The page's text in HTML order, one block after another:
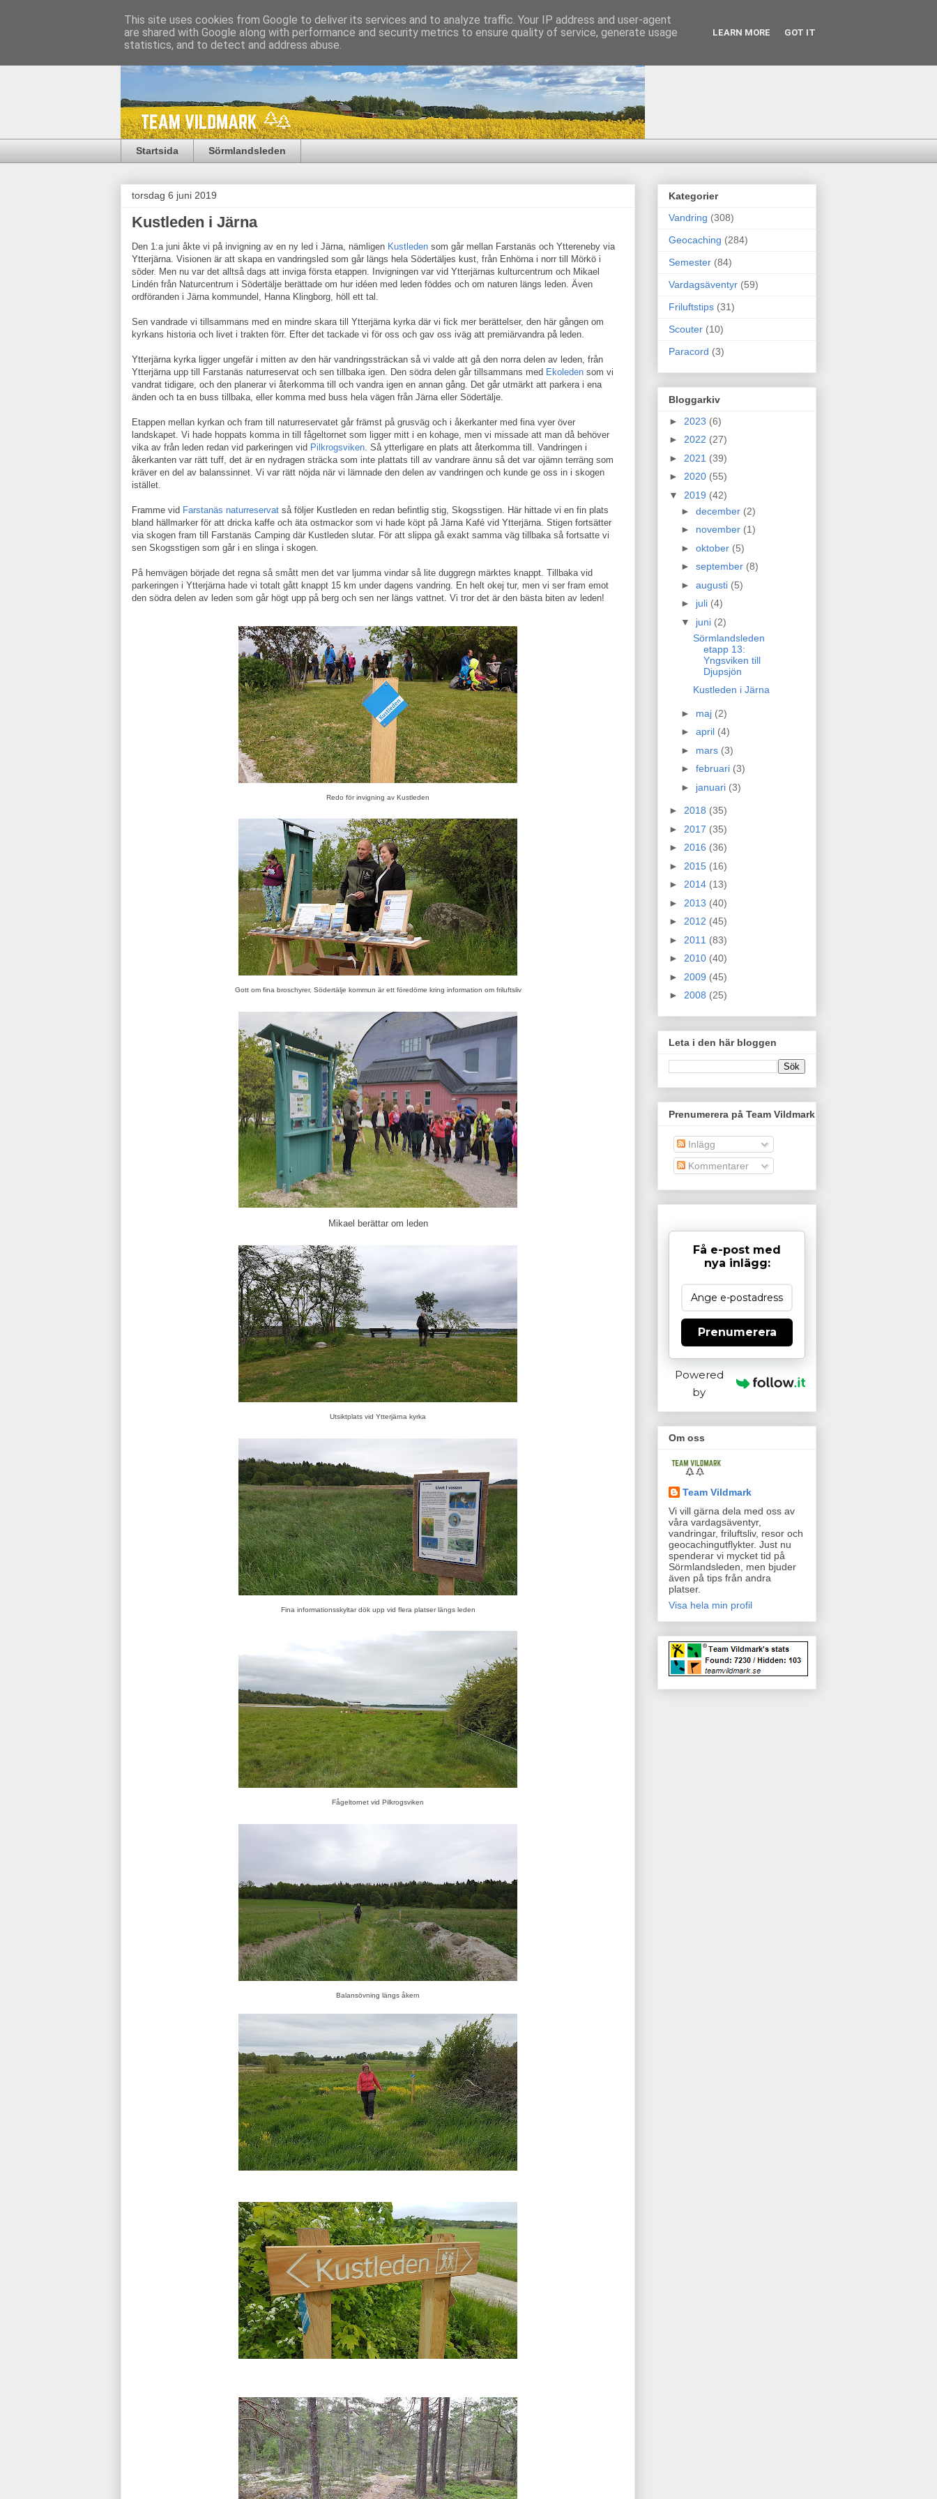
Startsida Sörmlandsleden
torsdag 6 juni 2019
Kustleden i Järna
Den 1:a juni åkte vi på invigning av en ny led i Järna, nämligen Kustleden som går mellan Farstanäs och Yttereneby via
Ytterjärna. Visionen är att skapa en vandringsled som går längs hela Södertäljes kust, från Enhörna i norr till Mörkö i
söder. Men nu var det alltså dags att inviga första etappen. Invigningen var vid Ytterjärnas kulturcentrum och Mikael
Lindén från Naturcentrum i Södertälje berättade om hur idéen med leden föddes och om naturen längs leden. Även
ordföranden i Järna kommundel, Hanna Klingborg, höll ett tal.
Sen vandrade vi tillsammans med en mindre skara till Ytterjärna kyrka där vi fick mer berättelser, den här gången om
kyrkans historia och livet i trakten förr. Efter det tackade vi för oss och gav oss iväg att premiärvandra på leden.
Ytterjärna kyrka ligger ungefär i mitten av den här vandringssträckan så vi valde att gå den norra delen av leden, från
Ytterjärna upp till Farstanäs naturreservat och sen tillbaka igen. Den södra delen går tillsammans med Ekoleden som vi
vandrat tidigare, och den planerar vi återkomma till och vandra igen en annan gång. Det går utmärkt att parkera i ena
änden och ta en buss tillbaka, eller komma med buss hela vägen från Järna eller Södertälje.
Etappen mellan kyrkan och fram till naturreservatet går främst på grusväg och i åkerkanter med fina vyer över
landskapet. Vi hade hoppats komma in till fågeltornet som ligger mitt i en kohage, men vi missade att man då behöver
vika av från leden redan vid parkeringen vid Pilkrogsviken . Så ytterligare en plats att återkomma till. Vandringen i
åkerkanten var rätt tuff, det är en nydragen sträcka som inte plattats till av vandrare ännu så det var ojämn terräng som
kräver en del av balanssinnet. Vi var rätt nöjda när vi lämnade den delen av vandringen och kunde ge oss in i skogen
istället.
Framme vid Farstanäs naturreservat så följer Kustleden en redan befintlig stig, Skogsstigen. Här hittade vi en fin plats
bland hällmarker för att dricka kaffe och äta ostmackor som vi hade köpt på Järna Kafé vid Ytterjärna. Stigen fortsätter
via skogen fram till Farstanäs Camping där Kustleden slutar. För att slippa gå exakt samma väg tillbaka så fortsatte vi
sen Skogsstigen som går i en slinga i skogen.
På hemvägen började det regna så smått men det var ljumma vindar så lite duggregn märktes knappt. Tillbaka vid
parkeringen i Ytterjärna hade vi totalt gått knappt 15 km under dagens vandring. En helt okej tur, men vi ser fram emot
den södra delen av leden som går högt upp på berg och sen ner längs vattnet. Vi tror det är den bästa biten av leden!
Redo för invigning av Kustleden
Gott om fina broschyrer, Södertälje kommun är ett föredöme kring information om friluftsliv
Mikael berättar om leden
Utsiktplats vid Ytterjärna kyrka
Fina informationsskyltar dök upp vid flera platser längs leden
Fågeltornet vid Pilkrogsviken
Balansövning längs åkern
Kategorier
Vandring (308)
Geocaching (284)
Semester (84)
Vardagsäventyr (59)
Friluftstips (31)
Scouter (10)
Paracord (3)
Bloggarkiv
► 2023 (6)
► 2022 (27)
► 2021 (39)
► 2020 (55)
▼ 2019 (42)
► december (2)
► november (1)
► oktober (5)
► september (8)
► augusti (5)
► juli (4)
▼ juni (2)
Sörmlandsleden
etapp 13:
Yngsviken till
Djupsjön
Kustleden i Järna
► maj (2)
► april (4)
► mars (3)
► februari (3)
► januari (3)
► 2018 (35)
► 2017 (35)
► 2016 (36)
► 2015 (16)
► 2014 (13)
► 2013 (40)
► 2012 (45)
► 2011 (83)
► 2010 (40)
► 2009 (45)
► 2008 (25)
Leta i den här bloggen
Prenumerera på Team Vildmark
Inlägg
Kommentarer
Få e-post med
nya inlägg:
Prenumerera
Powered
by
Om oss
Team Vildmark
Vi vill gärna dela med oss av
våra vardagsäventyr,
vandringar, friluftsliv, resor och
geocachingutflykter. Just nu
spenderar vi mycket tid på
Sörmlandsleden, men bjuder
även på tips från andra
platser.
Visa hela min profil
This site uses cookies from Google to deliver its services and to analyze traffic. Your IP address and user-agent
are shared with Google along with performance and security metrics to ensure quality of service, generate usage
statistics, and to detect and address abuse.
LEARN MORE GOT IT